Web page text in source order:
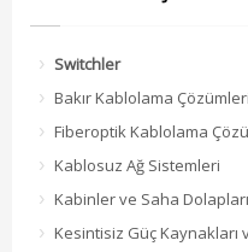
Switchler
Bakır Kablolama Çözümleri
Fiberoptik Kablolama
Kablosuz Ağ Sistemleri
Kabinler ve Saha Dolapları
Kesintisiz Güç Kaynakları